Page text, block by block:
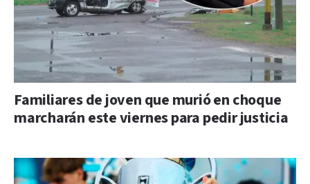
Familiares de joven que murió en choque
marcharán este viernes para pedir justicia